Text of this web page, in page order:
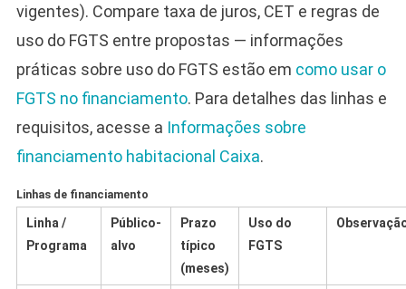
vigentes). Compare taxa de juros, CET e regras de
uso do FGTS entre propostas — informações
práticas sobre uso do FGTS estão em como usar o
FGTS no financiamento. Para detalhes das linhas e
requisitos, acesse a Informações sobre
financiamento habitacional Caixa.
Linhas de financiamento
Linha /
Programa
Público-
alvo
Prazo
típico
(meses)
Uso do
FGTS